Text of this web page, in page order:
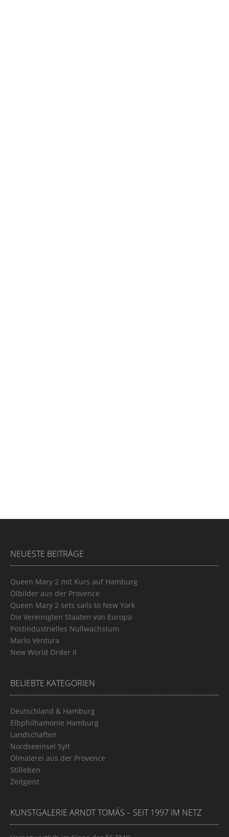
NEUESTE BEITRÄGE
Queen Mary 2 mit Kurs auf Hamburg
Ölbilder aus der Provence
Queen Mary 2 sets sails to New York
Die Vereinigten Staaten von Europa
Postindustrielles Nullwachstum
Marlo Ventura
New World Order II
BELIEBTE KATEGORIEN
Deutschland & Hamburg
Elbphilhamonie Hamburg
Landschaften
Nordseeinsel Sylt
Ölmalerei aus der Provence
Stilleben
Zeitgeist
KUNSTGALERIE ARNDT TOMÁS – SEIT 1997 IM NETZ